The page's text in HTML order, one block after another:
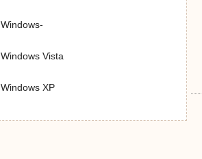
Windows-
Windows Vista
Windows XP